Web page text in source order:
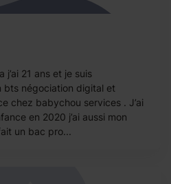
j’ai 21 ans et je suis
bts négociation digital et
chez babychou services . J’ai
en 2020 j’ai aussi mon
un bac pro...